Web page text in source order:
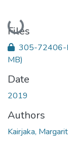
Loading...
Files
305-72406-
MB)
Date
2019
Authors
Kairjaka,